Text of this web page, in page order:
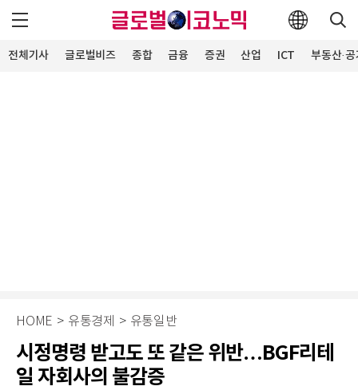
전체기사 글로벌비즈 종합 금융 증권 산업 ICT 부동산·
HOME > 유통경제 > 유통일반
시정명령 받고도 또 같은 위반…BGF리테
일 자회사의 불감증